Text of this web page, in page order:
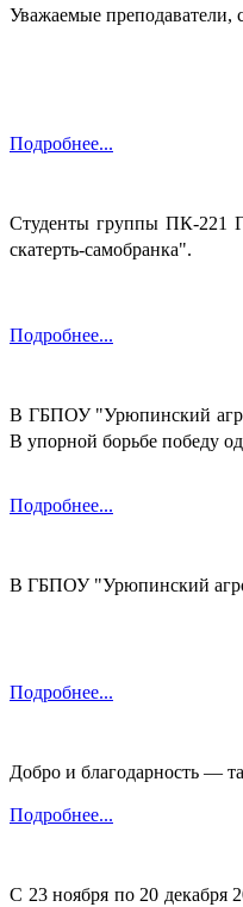
Уважаемые
Подробнее...
Студенты группы ПК-221
скатерть-самобранка".
Подробнее...
В ГБПОУ "Урюпинский
В упорной борьбе победу
Подробнее...
В ГБПОУ "Урюпинский
Подробнее...
Добро и благодарность —
Подробнее...
С 23 ноября по 20